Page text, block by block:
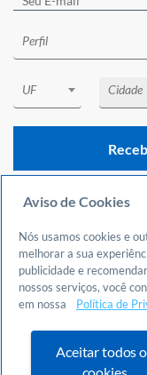
Perfil
UF Cidade
Aviso de Cookies
Nós usamos cookies e
melhorar a sua
publicidade e
nossos serviços, você
em nossa
Política de
Aceitar todos